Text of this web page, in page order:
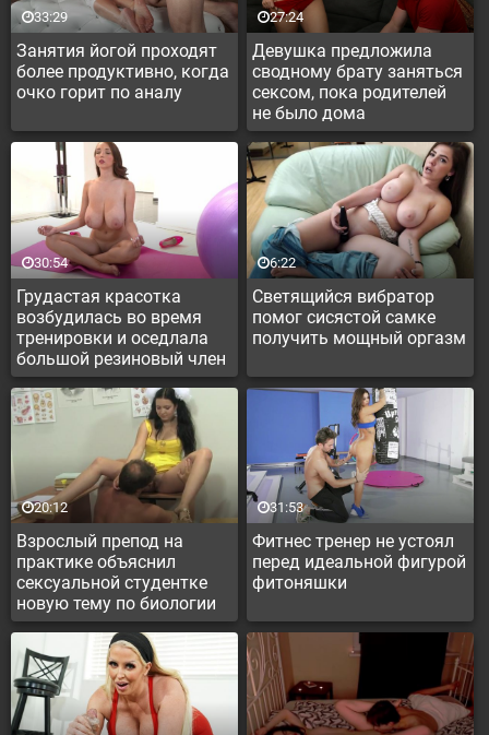
Занятия йогой проходят
более продуктивно, когда
очко горит по аналу
33:29
Девушка предложила
сводному брату заняться
сексом, пока родителей
не было дома
27:24
Грудастая красотка
возбудилась во время
тренировки и оседлала
большой резиновый член
30:54
Светящийся вибратор
помог сисястой самке
получить мощный оргазм
6:22
Взрослый препод на
практике объяснил
сексуальной студентке
новую тему по биологии
20:12
Фитнес тренер не устоял
перед идеальной фигурой
фитоняшки
31:53